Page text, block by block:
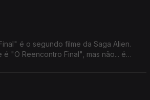
é o segundo filme da Saga Alien.
é "O Reencontro Final", mas não... é